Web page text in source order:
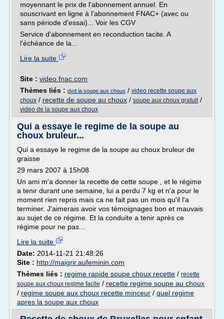
moyennant le prix de l'abonnement annuel. En
souscrivant en ligne à l'abonnement FNAC+ (avec ou
sans période d'essai)... Voir les CGV
Service d'abonnement en reconduction tacite. A
l'échéance de la...
Lire la suite
Site : video.fnac.com
Thèmes liés : dvd la soupe aux choux / video recette soupe aux
choux / recette de soupe au choux / soupe aux choux gratuit/
video de la soupe aux choux
Qui a essaye le regime de la soupe au
choux bruleur...
Qui a essaye le regime de la soupe au choux bruleur de
graisse
29 mars 2007 à 15h08
Un ami m'a donner la recette de cette soupe , et le régime
a tenir durant une semaine, lui a perdu 7 kg et n'a pour le
moment rien repris mais ca ne fait pas un mois qu'il l'a
terminer. J'aimerais avoir vos témoignages bon et mauvais
au sujet de ce régime. Et la conduite a tenir après ce
régime pour ne pas...
Lire la suite
Date: 2014-11-21 21:48:26
Site : http://maigrir.aufeminin.com
Thèmes liés : regime rapide soupe choux recette / recette
soupe aux choux regime facile / recette regime soupe au choux
/ regime soupe aux choux recette minceur / quel regime
apres la soupe aux choux